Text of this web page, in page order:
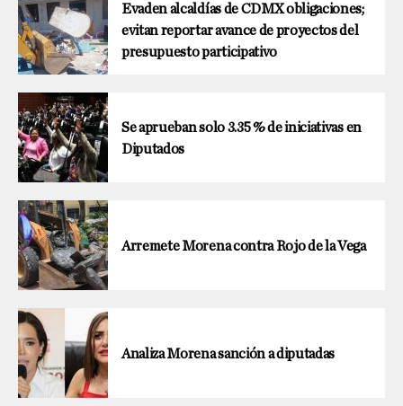
Evaden alcaldías de CDMX obligaciones;
evitan reportar avance de proyectos del
presupuesto participativo
Se aprueban solo 3.35 % de iniciativas en
Diputados
Arremete Morena contra Rojo de la Vega
Analiza Morena sanción a diputadas